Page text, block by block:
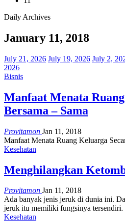
Daily Archives
January 11, 2018
July 21, 2026 July 19, 2026 July 2,
2026
Bisnis
Manfaat Menata
Bersama – Sama
Provitamon Jan 11, 2018
Manfaat Menata Ruang Keluarga
Kesehatan
Menghilangkan
Provitamon Jan 11, 2018
Ada banyak jenis jeruk di dunia ini.
jeruk itu memiliki fungsinya
Kesehatan